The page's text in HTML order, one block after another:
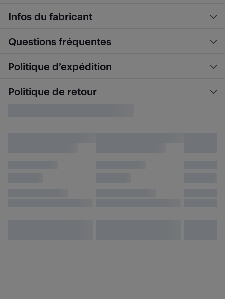
Infos du fabricant
Questions fréquentes
Politique d’expédition
Politique de retour